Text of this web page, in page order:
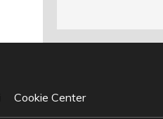
Cookie Center